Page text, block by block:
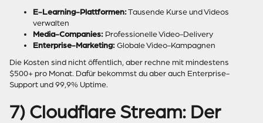
E-Learning-Plattformen:Tausende Kurse und Videos
verwalten
Media-Companies: Professionelle Video-Delivery
Enterprise-Marketing: Globale Video-Kampagnen
Die Kosten sind nicht öffentlich, aber rechne mit mindestens
$500+ pro Monat. Dafür bekommst du aber auch Enterprise-
Support und 99,9% Uptime.
7) Cloudflare Stream: Der